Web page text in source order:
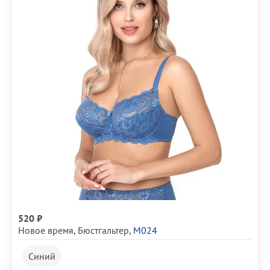
520 ₽
Новое время, Бюстгальтер, М024
Синий